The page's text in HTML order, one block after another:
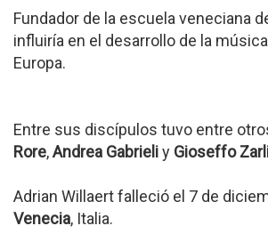
Fundador de la escuela veneciana
influiría en el desarrollo de la
Europa.
Entre sus discípulos tuvo entre
Rore,Andrea Gabrieliy Gioseffo
Adrian Willaert falleció el 7 de
Venecia, Italia.